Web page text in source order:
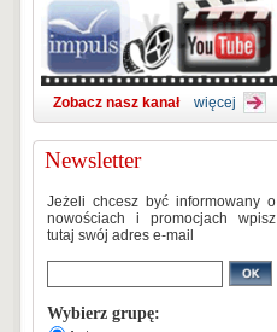
Zobacz nasz kanał więcej
Newsletter
Jeżeli chcesz być informowany o
nowościach i promocjach wpisz
tutaj swój adres e-mail
Wybierz grupę: